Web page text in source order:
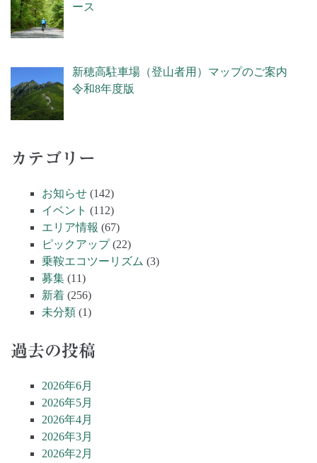
ース
新穂高駐車場（登山者用）マップのご案内
令和8年度版
カテゴリー
お知らせ (142)
イベント (112)
エリア情報 (67)
ピックアップ(22)
乗鞍エコツーリズム (3)
募集 (11)
新着 (256)
未分類 (1)
過去の投稿
2026年6月
2026年5月
2026年4月
2026年3月
2026年2月